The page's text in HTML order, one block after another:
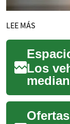
LEE MÁS
Los
entre